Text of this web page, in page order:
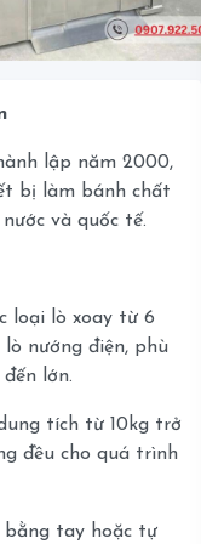
lập năm 2000,
bị làm bánh chất
và quốc tế.
loại lò xoay từ 6
nướng điện, phù
lớn.
tích từ 10kg trở
đều cho quá trình
tay hoặc tự